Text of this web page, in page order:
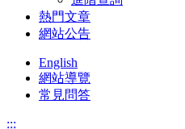
熱門文章
網站公告
English
網站導覽
常見問答
:::